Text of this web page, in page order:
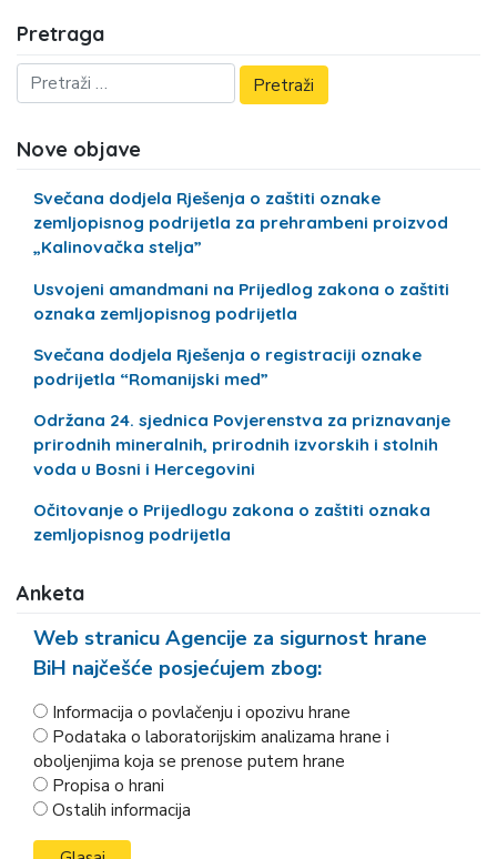
Pretraga
Nove objave
Svečana dodjela Rješenja o zaštiti oznake
zemljopisnog podrijetla za prehrambeni proizvod
„Kalinovačka stelja”
Usvojeni amandmani na Prijedlog zakona o zaštiti
oznaka zemljopisnog podrijetla
Svečana dodjela Rješenja o registraciji oznake
podrijetla “Romanijski med”
Održana 24. sjednica Povjerenstva za priznavanje
prirodnih mineralnih, prirodnih izvorskih i stolnih
voda u Bosni i Hercegovini
Očitovanje o Prijedlogu zakona o zaštiti oznaka
zemljopisnog podrijetla
Anketa
Web stranicu Agencije za sigurnost hrane
BiH najčešće posjećujem zbog:
Informacija o povlačenju i opozivu hrane
Podataka o laboratorijskim analizama hrane i
oboljenjima koja se prenose putem hrane
Propisa o hrani
Ostalih informacija